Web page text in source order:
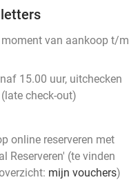
van aankoop t/m
15.00 uur, uitchecken
check-out)
online reserveren met
Reserveren' (te vinden
mijn vouchers)